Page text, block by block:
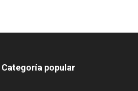
Categoría popular